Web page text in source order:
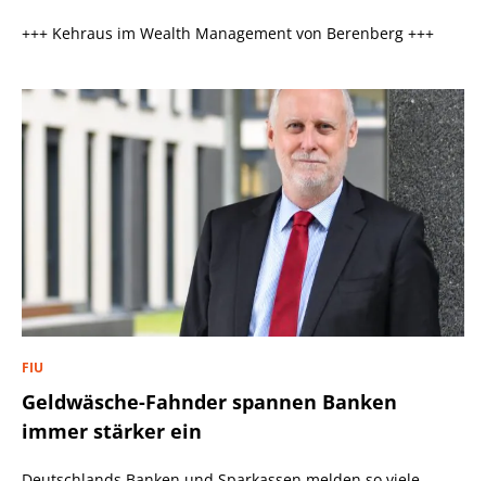
+++ Kehraus im Wealth Management von Berenberg +++
FIU
Geldwäsche-Fahnder spannen Banken
immer stärker ein